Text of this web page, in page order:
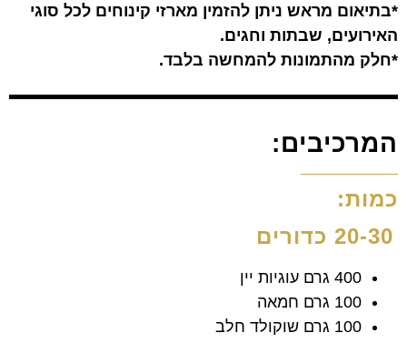
*בתיאום מראש ניתן להזמין מארזי קינוחים לכל סוגי
האירועים, שבתות וחגים.
*חלק מהתמונות להמחשה בלבד.
המרכיבים:
כמות:
20-30 כדורים
400 גרם עוגיות יין
100 גרם חמאה
100 גרם שוקולד חלב